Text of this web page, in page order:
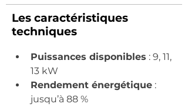
Les caractéristiques
techniques
Puissances disponibles : 9, 11,
13 kW
Rendement énergétique :
jusqu’à 88 %